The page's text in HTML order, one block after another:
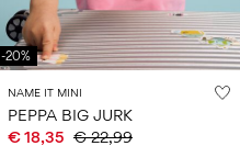
-20%
NAME IT MINI
PEPPA BIG JURK
€ 18,35 € 22,99